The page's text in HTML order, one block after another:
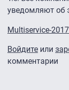
уведомляют об
Multiservice-
Войдите или
комментарии